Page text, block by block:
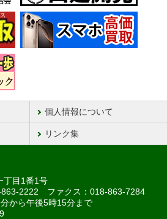
個人情報について
リンク集
目1番1号
863-2222 ファクス：018-863-7284
から午後5時15分まで